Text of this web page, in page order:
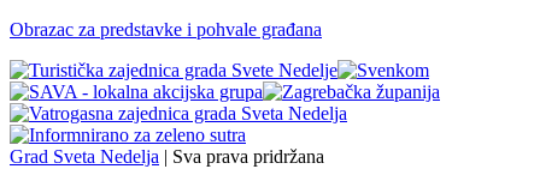
Obrazac za predstavke i pohvale građana
Grad Sveta Nedelja | Sva prava pridržana